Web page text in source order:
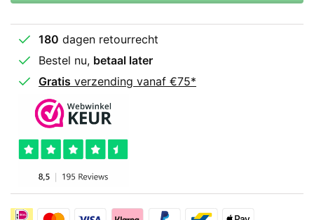
180 dagen retourrecht
Bestel nu, betaal later
Gratis verzending vanaf €75*